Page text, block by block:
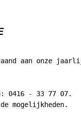
aan onze
0416 - 33 77 07.
mogelijkheden.